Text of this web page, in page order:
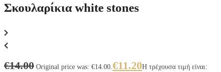
Σκουλαρίκια white stones
€14.00 Original price was: €14.00. €11.20Η τρέχουσα τιμή είναι: